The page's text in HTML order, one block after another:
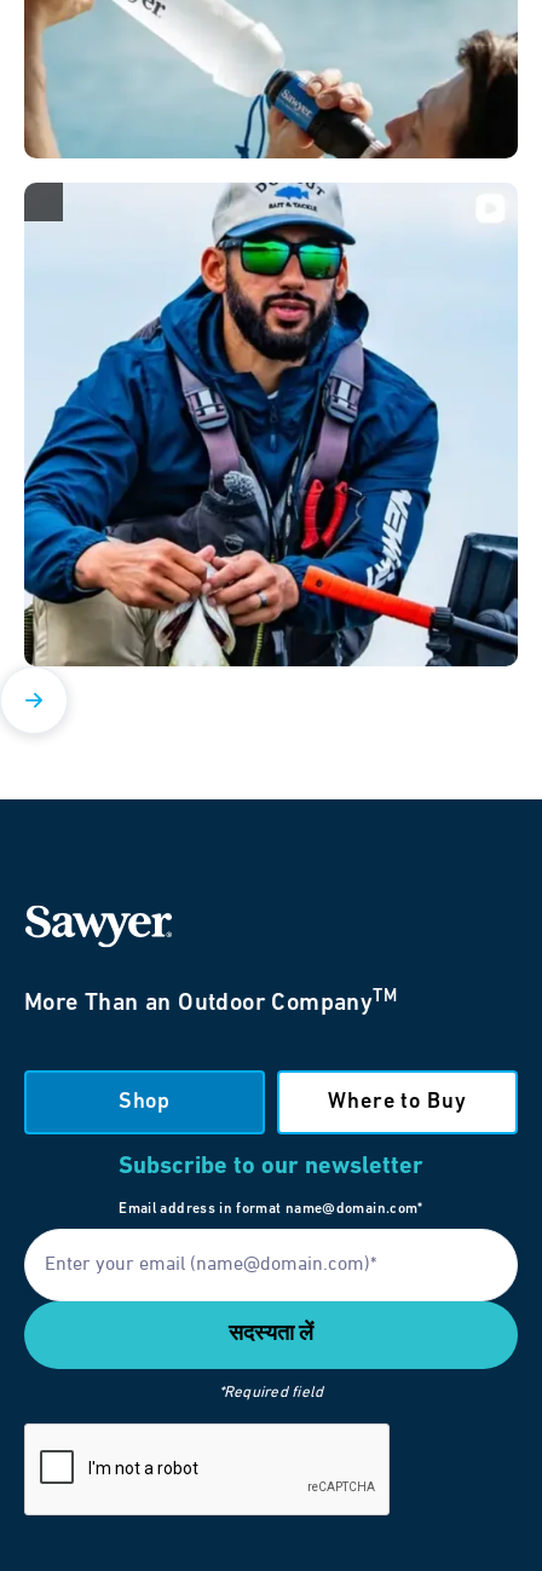
More Than an Outdoor CompanyTM
Shop Where to Buy
Subscribe to our newsletter
Email address in format name@domain.com*
*Required field